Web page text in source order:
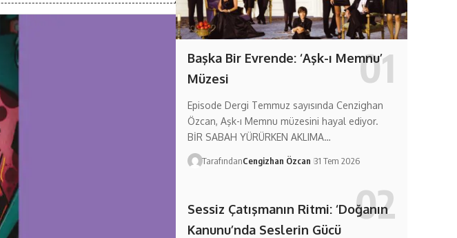
Başka Bir Evrende: ‘Aşk-ı Memnu’
Müzesi
Episode Dergi Temmuz sayısında Cenzighan
Özcan, Aşk-ı Memnu müzesini hayal ediyor.
BİR SABAH YÜRÜRKEN AKLIMA…
TarafındanCengizhan Özcan 31 Tem 2026
Sessiz Çatışmanın Ritmi: ‘Doğanın
Kanunu’nda Seslerin Gücü